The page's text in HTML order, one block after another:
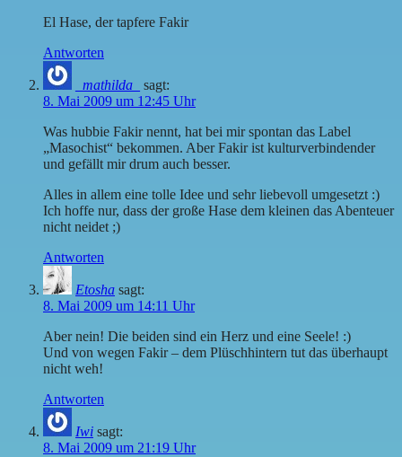
El Hase, der tapfere Fakir
Antworten
_mathilda_
sagt:
8. Mai 2009 um 12:45 Uhr
Was hubbie Fakir nennt, hat bei mir spontan das Label
„Masochist“ bekommen. Aber Fakir ist kulturverbindender
und gefällt mir drum auch besser.
Alles in allem eine tolle Idee und sehr liebevoll umgesetzt :)
Ich hoffe nur, dass der große Hase dem kleinen das Abenteuer
nicht neidet ;)
Antworten
Etosha sagt:
8. Mai 2009 um 14:11 Uhr
Aber nein! Die beiden sind ein Herz und eine Seele! :)
Und von wegen Fakir – dem Plüschhintern tut das überhaupt
nicht weh!
Antworten
Iwi sagt:
8. Mai 2009 um 21:19 Uhr